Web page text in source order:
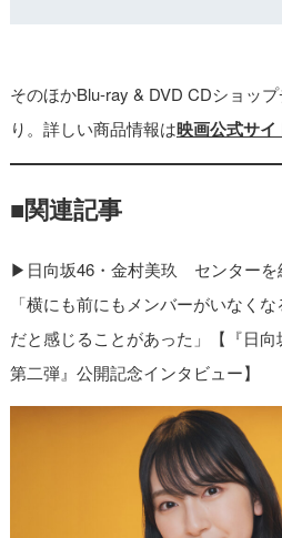
そのほかBlu-ray & DVD CDショッ
り。詳しい商品情報は映画公式サイ
■関連記事
▶︎ 日向坂46・金村美玖 センター
「横にも前にもメンバーがいなく
だと感じることがあった」【『日
第二弾』公開記念インタビュー】